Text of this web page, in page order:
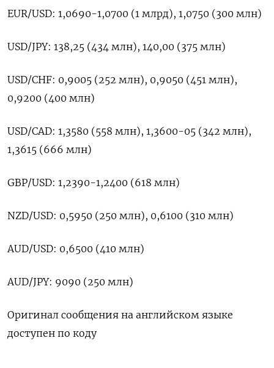
EUR/USD: 1,0690-1,0700 (1 млрд), 1,0750 (300 млн)
USD/JPY: 138,25 (434 млн), 140,00 (375 млн)
USD/CHF: 0,9005 (252 млн), 0,9050 (451 млн),
0,9200 (400 млн)
USD/CAD: 1,3580 (558 млн), 1,3600-05 (342 млн),
1,3615 (666 млн)
GBP/USD: 1,2390-1,2400 (618 млн)
NZD/USD: 0,5950 (250 млн), 0,6100 (310 млн)
AUD/USD: 0,6500 (410 млн)
AUD/JPY: 9090 (250 млн)
Оригинал сообщения на английском языке
доступен по коду